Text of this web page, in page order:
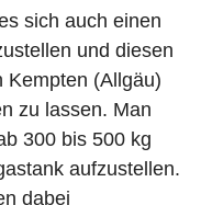
sich auch einen
und diesen
Kempten (Allgäu)
zu lassen. Man
300 bis 500 kg
aufzustellen.
dabei